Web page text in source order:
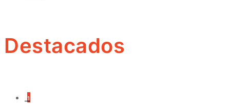
Destacados
1